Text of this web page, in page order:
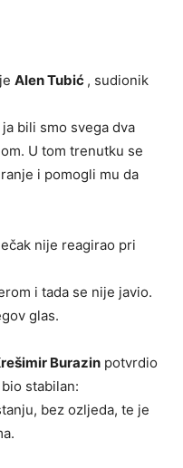
Alen Tubić , sudionik
bili smo svega dva
U tom trenutku se
i pomogli mu da
nije reagirao pri
i tada se nije javio.
glas.
Burazin potvrdio
stabilan:
bez ozljeda, te je